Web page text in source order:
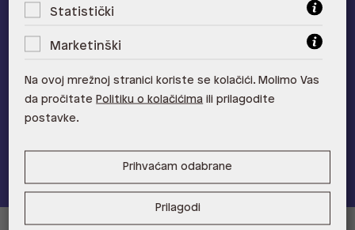
na novu kolekciju!
Provjerite naše pogodnosti
Pridružite se
Statistički
Marketinški
Na ovoj mrežnoj stranici koriste se kolačići. Molimo Vas
da pročitate Politiku o kolačićima ili prilagodite
postavke.
Prihvaćam odabrane
Prilagodi